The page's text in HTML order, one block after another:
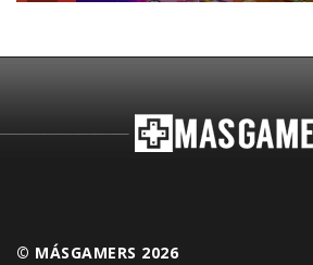
© MÁSGAMERS 2026